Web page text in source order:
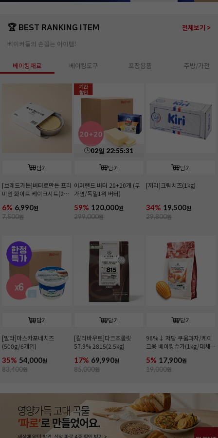
🏆 BEST RANKING ITEM 전체보기 >
베이커들의 손꼽는 아이템!
베이킹재료 베이킹도구 포장용품 주방/가전
담기
[브레드가든]버터로만든 프리
미엄 화이트 케이크시트(2호/
6% 6,990원
7,500원
기간
할인
02일 22:55:30
담기
아머랜드 버터 20+20개 (무
가염/독일1위 버터)
59% 120,000원
299,000원
담기
[끼리]크림치즈(1kg)
34% 19,500원
29,800원
담기
[밀라]마스카포네치즈
(500g/6개입)
35% 54,000원
83,400원
담기
[칼리바우트]다크초콜릿
57.9% 2815(2.5kg)
17% 69,990원
85,000원
담기
96%↓ 저당 쿠움과자/케이
크용 베이킹슈가(1kg/대체
5% 17,900원
19,000원